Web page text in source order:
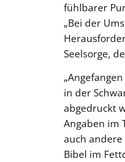
fühlbarer
„Bei der
Seelsorge,
in der
abgedruckt
Angaben im
auch
Bibel im